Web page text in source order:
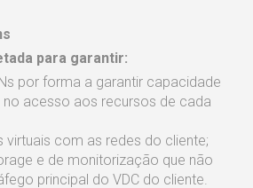
para garantir:
por forma a garantir capacidade
acesso aos recursos de cada
virtuais com as redes do cliente;
e de monitorização que não
principal do VDC do cliente.